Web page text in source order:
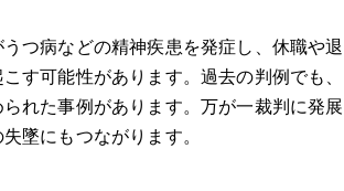
つ病などの精神疾患を発症し、休職や退
す可能性があります。過去の判例でも、
れた事例があります。万が一裁判に発展
墜にもつながります。